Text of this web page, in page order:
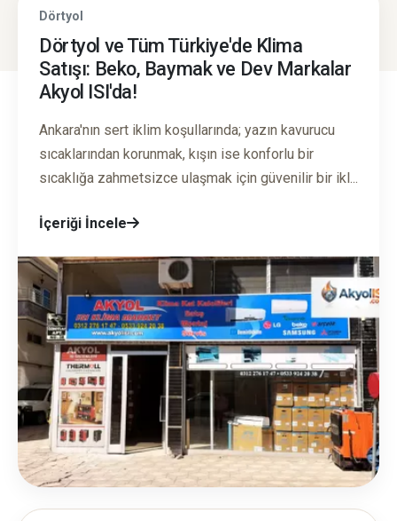
Dörtyol
Dörtyol ve Tüm Türkiye'de Klima
Satışı: Beko, Baymak ve Dev Markalar
Akyol ISI'da!
Ankara'nın sert iklim koşullarında; yazın kavurucu
sıcaklarından korunmak, kışın ise konforlu bir
sıcaklığa zahmetsizce ulaşmak için güvenilir bir ikl...
İçeriği İncele